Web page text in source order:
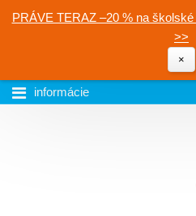
PRÁVE TERAZ –20 % na
>>
×
informácie